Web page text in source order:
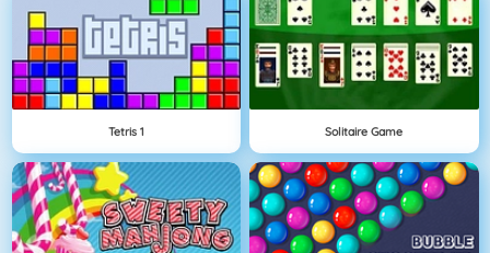
Tetris 1 Solitaire Game